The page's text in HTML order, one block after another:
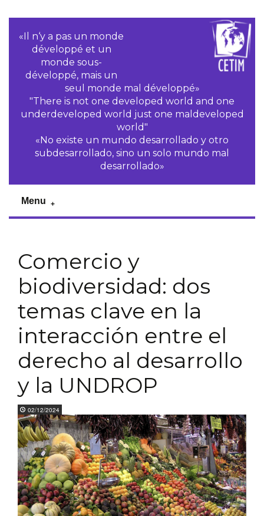
«Il n‘y a pas un monde
développé et un
monde sous-
développé, mais un
seul monde mal développé»
"There is not one developed world and one
underdeveloped world just one maldeveloped
world"
«No existe un mundo desarrollado y otro
subdesarrollado, sino un solo mundo mal
desarrollado»
Menu
Comercio y
biodiversidad: dos
temas clave en la
interacción entre el
derecho al desarrollo
y la UNDROP
02/12/2024